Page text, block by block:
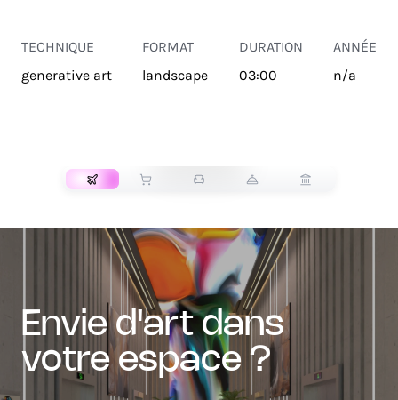
TECHNIQUE
generative art
FORMAT
landscape
DURATION
03:00
ANNÉE
n/a
envie d'art dans
votre espace ?